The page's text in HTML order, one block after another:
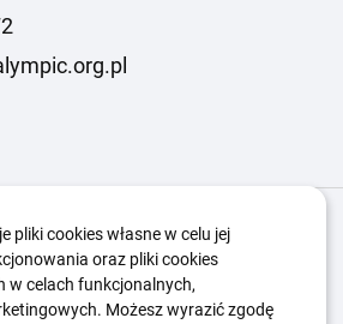
O nas
Kluby Aktualności
Guttmanny Kontakt
pliki cookies własne w celu jej
oraz pliki cookies
w celach funkcjonalnych,
Możesz wyrazić zgodę